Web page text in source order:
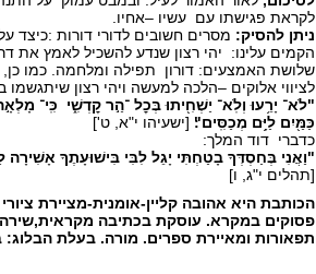
לקראת פגישתו עם עשיו –אחיו.
ניתן להסיק: מסרים חשובים לדורי דורות :כיצד
הקמים עלינו: יהי רצון שנדע להשכיל לאמץ את
שלושת האמצעים: דורון תפילה ומלחמה. כמו כן,
לציווי אלוקים –הלכה למעשה ויהי רצון
"לֹא־ יָרֵ֥עוּ וְלֹֽא־ יַשְׁחִ֖יתוּ בְּכׇל ־הַ֣ר קׇדְשִׁ֑י כִּֽי־
כַּמַּ֖יִם לַיָּ֥ם מְכַסִּֽים"׃ [ישעיהו י"א, ט']
כדברי דוד המלך:
"וַאֲנִי בְּחַסְדְּךָ בָטַחְתִּי יָגֵל לִבִּי בִּישׁוּעָתֶךָ אָשִׁירָה
[תהלים י"ג, ו]
הכותבת היא אהובה קליין-אומנית-מציירת
פסוקים במקרא. עוסקת בכתיבה מקראית,שירה
תפאורות ומאיירת ספרים. מורה. בעלת